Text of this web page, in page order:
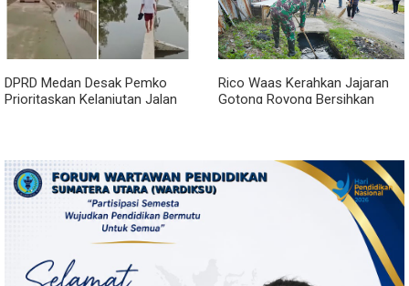
DPRD Medan Desak Pemko
Prioritaskan Kelanjutan Jalan
Rico Waas Kerahkan Jajaran
Gotong Royong Bersihkan